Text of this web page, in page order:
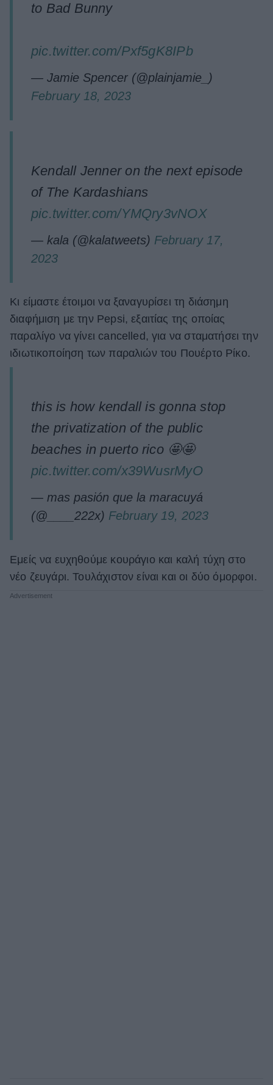
to Bad Bunny
pic.twitter.com/Pxf5gK8IPb
— Jamie Spencer (@plainjamie_)
February 18, 2023
Kendall Jenner on the next episode
of The Kardashians
pic.twitter.com/YMQry3vNOX
— kala (@kalatweets) February 17,
2023
Κι είμαστε έτοιμοι να ξαναγυρίσει τη διάσημη
διαφήμιση με την Pepsi, εξαιτίας της οποίας
παραλίγο να γίνει cancelled, για να σταματήσει την
ιδιωτικοποίηση των παραλιών του Πουέρτο Ρίκο.
this is how kendall is gonna stop
the privatization of the public
beaches in puerto rico 🤩🤩
pic.twitter.com/x39WusrMyO
— mas pasión que la maracuyá
(@____222x) February 19, 2023
Εμείς να ευχηθούμε κουράγιο και καλή τύχη στο
νέο ζευγάρι. Τουλάχιστον είναι και οι δύο όμορφοι.